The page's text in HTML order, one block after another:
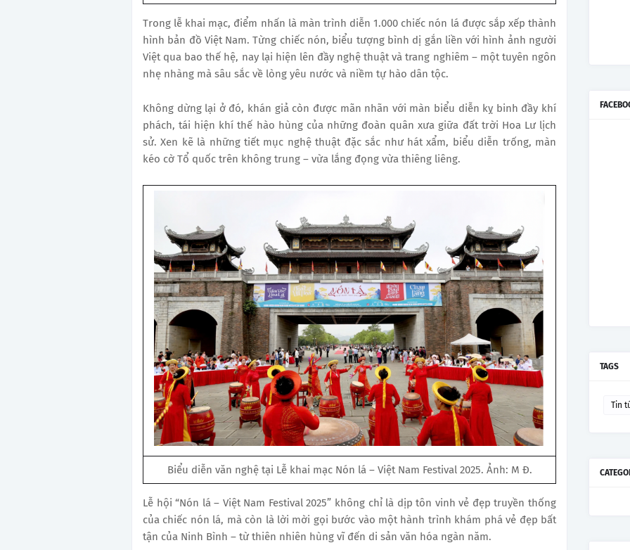
Trong lễ khai mạc, điểm nhấn là màn trình diễn 1.000 chiếc nón lá được sắp xếp thành
hình bản đồ Việt Nam. Từng chiếc nón, biểu tượng bình dị gắn liền với hình ảnh người
Việt qua bao thế hệ, nay lại hiện lên đầy nghệ thuật và trang nghiêm – một tuyên ngôn
nhẹ nhàng mà sâu sắc về lòng yêu nước và niềm tự hào dân tộc.
Không dừng lại ở đó, khán giả còn được mãn nhãn với màn biểu diễn kỵ binh đầy khí
phách, tái hiện khí thế hào hùng của những đoàn quân xưa giữa đất trời Hoa Lư lịch
sử. Xen kẽ là những tiết mục nghệ thuật đặc sắc như hát xẩm, biểu diễn trống, màn
kéo cờ Tổ quốc trên không trung – vừa lắng đọng vừa thiêng liêng.
Biểu diễn văn nghệ tại Lễ khai mạc Nón lá – Việt Nam Festival 2025. Ảnh: M Đ.
Lễ hội “Nón lá – Việt Nam Festival 2025” không chỉ là dịp tôn vinh vẻ đẹp truyền thống
của chiếc nón lá, mà còn là lời mời gọi bước vào một hành trình khám phá vẻ đẹp bất
tận của Ninh Bình – từ thiên nhiên hùng vĩ đến di sản văn hóa ngàn năm.
TAGS
Tin